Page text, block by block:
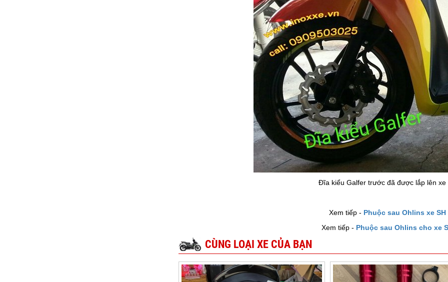
Đĩa kiểu Galfer trước đã được lắp lên xe
Xem tiếp - Phuộc sau Ohlins xe SH
Xem tiếp - Phuộc sau Ohlins cho xe
CÙNG LOẠI XE CỦA BẠN